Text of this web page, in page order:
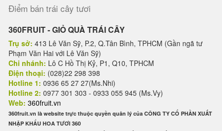
Điểm bán trái cây tươi
360FRUIT - GIỎ QUÀ TRÁI CÂY
Trụ sở: 413 Lê Văn Sỹ, P.2, Q.Tân Bình, TPHCM (Gần ngã tư
Phạm Văn Hai với Lê Văn Sỹ)
Chi nhánh: Lô C Hồ Thị Kỷ, P1, Q10, TPHCM
Điện thoại: (028)22 298 398
Hotline 1: 0936 65 27 27(Ms.Nhi)
Hotline 2: 0977 301 303 - 0933 055 945 (Ms.Vy)
Web: 360fruit.vn
360fruit.vn là website trực thuộc quyền quản lý của CÔNG TY CỔ PHẦN XUẤT
NHẬP KHẨU HOA TƯƠI 360